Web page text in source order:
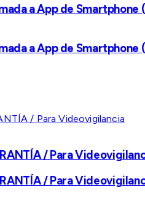
a App de
a App de
/ Para
/ Para